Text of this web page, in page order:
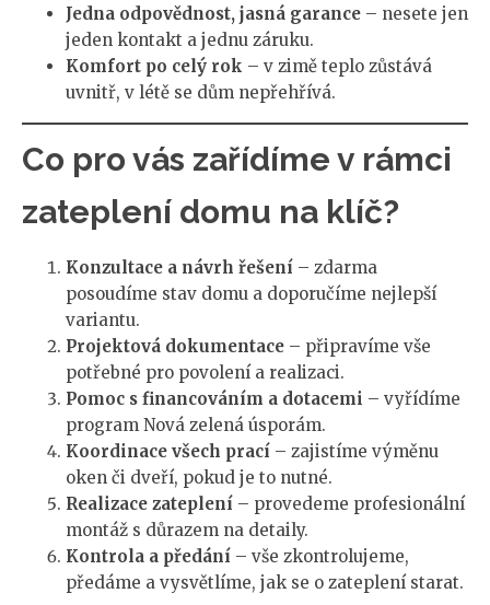
Jedna odpovědnost, jasná garance – nesete jen
jeden kontakt a jednu záruku.
Komfort po celý rok – v zimě teplo zůstává
uvnitř, v létě se dům nepřehřívá.
Co pro vás zařídíme v rámci
zateplení domu na klíč?
Konzultace a návrh řešení – zdarma
posoudíme stav domu a doporučíme nejlepší
variantu.
Projektová dokumentace – připravíme vše
potřebné pro povolení a realizaci.
Pomoc s financováním a dotacemi – vyřídíme
program Nová zelená úsporám.
Koordinace všech prací – zajistíme výměnu
oken či dveří, pokud je to nutné.
Realizace zateplení – provedeme profesionální
montáž s důrazem na detaily.
Kontrola a předání – vše zkontrolujeme,
předáme a vysvětlíme, jak se o zateplení starat.